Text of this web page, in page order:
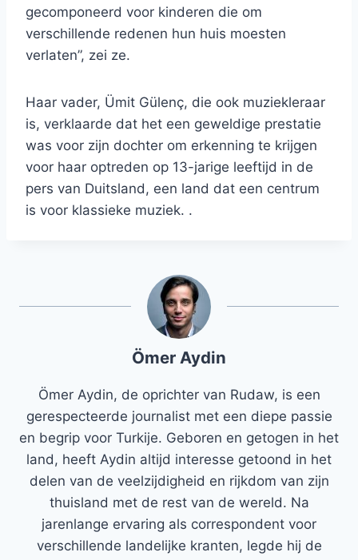
gecomponeerd voor kinderen die om
verschillende redenen hun huis moesten
verlaten”, zei ze.
Haar vader, Ümit Gülenç, die ook muziekleraar
is, verklaarde dat het een geweldige prestatie
was voor zijn dochter om erkenning te krijgen
voor haar optreden op 13-jarige leeftijd in de
pers van Duitsland, een land dat een centrum
is voor klassieke muziek. .
Ömer Aydin
Ömer Aydin, de oprichter van Rudaw, is een
gerespecteerde journalist met een diepe passie
en begrip voor Turkije. Geboren en getogen in het
land, heeft Aydin altijd interesse getoond in het
delen van de veelzijdigheid en rijkdom van zijn
thuisland met de rest van de wereld. Na
jarenlange ervaring als correspondent voor
verschillende landelijke kranten, legde hij de